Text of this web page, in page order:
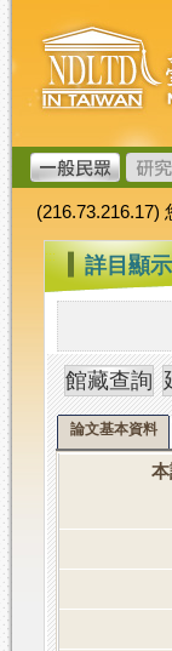
跳
到
主
要
內
容
臺
灣
博
碩
士
論
文
加
值
系
統
(216.73.216.17)
::: 詳目顯示
論文基本資料